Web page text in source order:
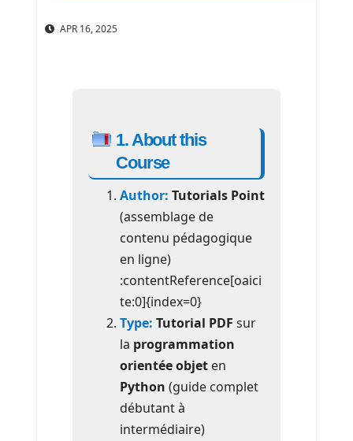
APR 16, 2025
1. About this
Course
Author: Tutorials Point
(assemblage de
contenu pédagogique
en ligne)
:contentReference[oaici
te:0]{index=0}
Type: Tutorial PDF sur
la programmation
orientée objet en
Python (guide complet
débutant à
intermédiaire)